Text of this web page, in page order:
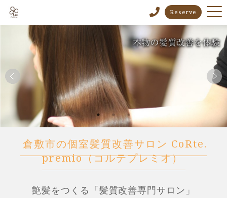
Reserve
倉敷市の個室髪質改善サロン CoRte.
premio（コルテプレミオ）
艶髪をつくる「髪質改善専門サロン」